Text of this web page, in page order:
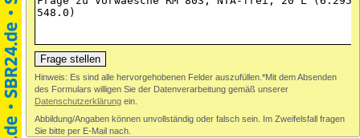
Abbildung/Angaben können unvollständig oder falsch sein. Im Zweifelsfall fragen
Sie bitte per E-Mail nach.